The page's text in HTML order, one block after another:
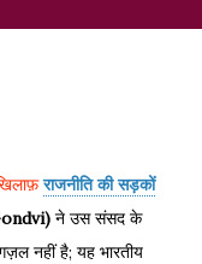
राजनीति की सड़कों
ने उस संसद के
नहीं है; यह भारतीय